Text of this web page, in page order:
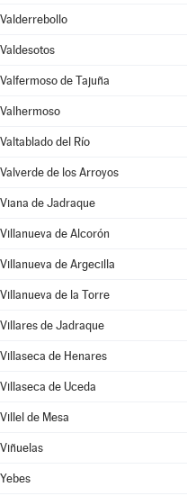
Valderrebollo
Valdesotos
Valfermoso de Tajuña
Valhermoso
Valtablado del Río
Valverde de los Arroyos
Viana de Jadraque
Villanueva de Alcorón
Villanueva de Argecilla
Villanueva de la Torre
Villares de Jadraque
Villaseca de Henares
Villaseca de Uceda
Villel de Mesa
Viñuelas
Yebes